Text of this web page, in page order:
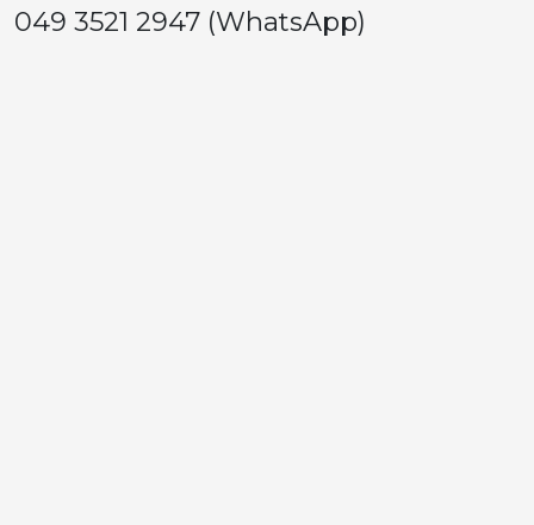
049 3521 2947 (WhatsApp)